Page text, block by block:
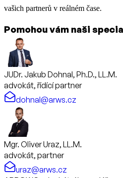
vašich partnerů v reálném čase.
Pomohou vám naši
JUDr. Jakub Dohnal, Ph.D., LL.M.
advokát, řídící partner
dohnal@arws.cz
Mgr. Oliver Uraz, LL.M.
advokát, partner
uraz@arws.cz